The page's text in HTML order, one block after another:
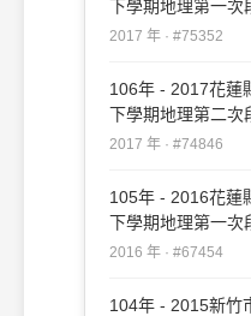
下學期地理第一次
#75352
2017 年 · #75352
106年 - 2017花蓮
下學期地理第二次
#74846
2017 年 · #74846
105年 - 2016花蓮
下學期地理第一次
#67454
2016 年 · #67454
104年 - 2015新竹